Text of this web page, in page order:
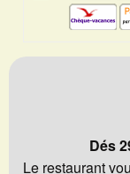
Dés
Le restaurant